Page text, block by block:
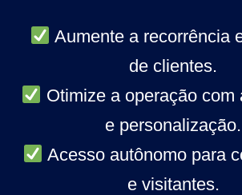
Aumente a recorrência
de clientes.
Otimize a operação com
e personalização.
Acesso autônomo para
e visitantes.